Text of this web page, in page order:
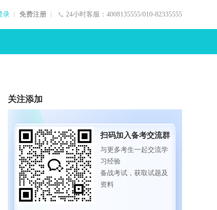
24小时客服：4008135555/010-82335555
录 免费注册
关注添加
扫码加入备考交流群
与更多考生一起交流学
习经验
备战考试，获取试题及
资料